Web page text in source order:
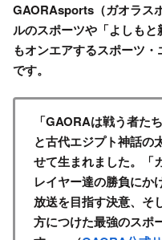
GAORAsports（ガオラス
ルのスポーツや「よしも
もオンエアするスポーツ
です。
「GAORAは戦う者た
と古代エジプト神話の
せて生まれました。「
レイヤー達の勝負にか
放送を目指す決意、そ
方につけた最強のスポ